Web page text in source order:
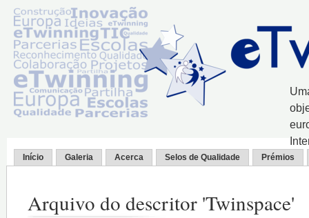
Início Galeria Acerca Selos de Qualidade Prémios
Arquivo do descritor 'Twinspace'